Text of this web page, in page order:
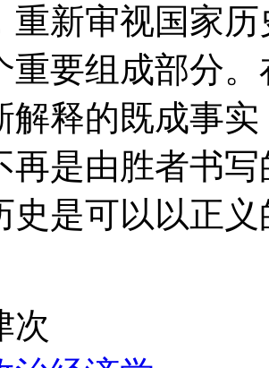
重新审视国家
重要组成部分
解释的既成事
再是由胜者书
史是可以以正
次